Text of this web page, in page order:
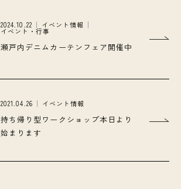
2024.10.22 イベント情報
イベント・行事
瀬戸内デニムカーテンフェア開催中
2021.04.26 イベント情報
持ち帰り型ワークショップ本日より
始まります